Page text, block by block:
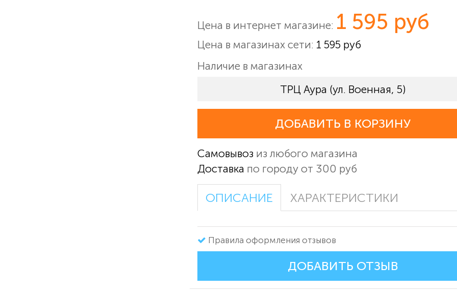
Цена в интернет магазине: 1 595 руб
Цена в магазинах сети: 1 595 руб
Наличие в магазинах
ТРЦ Аура (ул. Военная, 5)
ДОБАВИТЬ В КОРЗИНУ
Самовывоз из любого магазина
Доставка по городу от 300 руб
ОПИСАНИЕ ХАРАКТЕРИСТИКИ
Правила оформления отзывов
ДОБАВИТЬ ОТЗЫВ